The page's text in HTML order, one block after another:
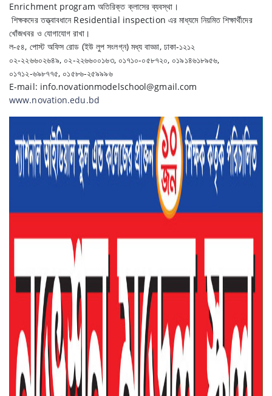
Enrichment program অতিরিক্ত ক্লাসের ব্যবস্থা।
শিক্ষকদের তত্ত্বাবধানে Residential inspection এর মাধ্যমে নিয়মিত শিক্ষার্থীদের
খোঁজখবর ও যোগাযোগ রাখা।
ল-৫৪, পোস্ট অফিস রোড (ইউ লুপ সংলগ্ন) মধ্য বাড্ডা, ঢাকা-১২১২
০২-২২৬৬০২৬৪৯, ০২-২২৬৬০০১৬৩, ০১৭১০-০৫৮৭২০, ০১৯১৪৬১৮৯৫৬,
০১৭১২-৬৯৮৭৭৫, ০১৫৮৬-২৫৯৯৯৬
E-mail: info.novationmodelschool@gmail.com
www.novation.edu.bd